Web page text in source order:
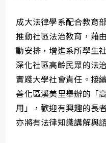
成大法律學系配合教育
推動社區法治教育，藉
動安排，增進系所學生
深化社區高齡民眾的法
實踐大學社會責任。接
善化區溪美里舉辦的「
用」，歡迎有興趣的長
亦將有法律知識講解與